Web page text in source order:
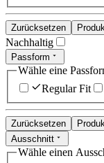
Zurücksetzen
Nachhaltig
Passform
Wähle eine
Regular Fit
Zurücksetzen
Ausschnitt
Wähle einen